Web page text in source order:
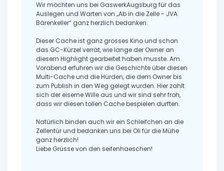
Wir möchten uns bei GaswerkAugsburg für das
Auslegen und Warten von „Ab in die Zelle - JVA
Bärenkeller“ ganz herzlich bedanken.
Dieser Cache ist ganz grosses Kino und schon
das GC-Kürzel verrät, wie lange der Owner an
diesem Highlight gearbeitet haben musste. Am
Vorabend erfuhren wir die Geschichte über diesen
Multi-Cache und die Hürden, die dem Owner bis
zum Publish in den Weg gelegt wurden. Hier zahlt
sich der eiserne Wille aus und wir sind sehr froh,
dass wir diesen tollen Cache bespielen durften.
Natürlich binden auch wir ein Schleifchen an die
Zellentür und bedanken uns bei Oli für die Mühe
ganz herzlich!
Liebe Grüsse von den seifenhaeschen!